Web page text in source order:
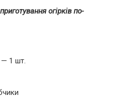
огірків по-
— 1 шт.